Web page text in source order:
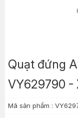
Quạt đứng
VY629790 -
Mã sản phẩm :